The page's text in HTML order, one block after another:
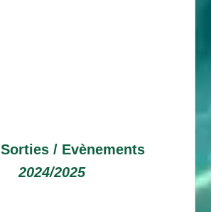
Sorties / Evènements
2024/2025